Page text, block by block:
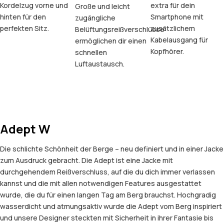
Kordelzug vorne und
hinten für den
perfekten Sitz.
Große und leicht
zugängliche
Belüftungsreißverschlüsse
ermöglichen dir einen
schnellen
Luftaustausch.
extra für dein
Smartphone mit
zusätzlichem
Kabelausgang für
Kopfhörer.
Adept W
Die schlichte Schönheit der Berge – neu definiert und in einer Jacke
zum Ausdruck gebracht. Die Adept ist eine Jacke mit
durchgehendem Reißverschluss, auf die du dich immer verlassen
kannst und die mit allen notwendigen Features ausgestattet
wurde, die du für einen langen Tag am Berg brauchst. Hochgradig
wasserdicht und atmungsaktiv wurde die Adept vom Berg inspiriert
und unsere Designer steckten mit Sicherheit in ihrer Fantasie bis